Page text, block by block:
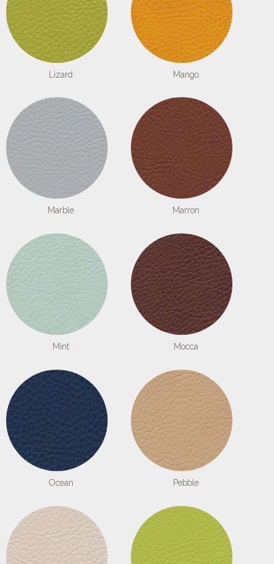
Lizard Mango
Marble Marron
Mint Mocca
Ocean Pebble